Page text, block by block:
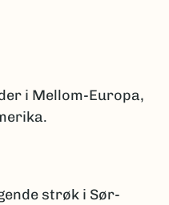
i Mellom-Europa,
strøk i Sør-